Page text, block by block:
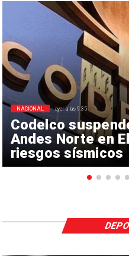
Codelco
Andes Norte en
riesgos sísmicos
NACIONAL ayer a las 9:35